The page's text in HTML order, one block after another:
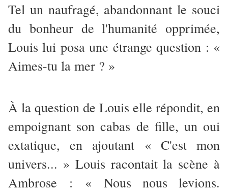
Tel un naufragé, abandonnant le souci
du bonheur de l'humanité opprimée,
Louis lui posa une étrange question : «
Aimes-tu la mer ? »
À la question de Louis elle répondit, en
empoignant son cabas de fille, un oui
extatique, en ajoutant « C'est mon
univers... » Louis racontait la scène à
Ambrose : « Nous nous levions.